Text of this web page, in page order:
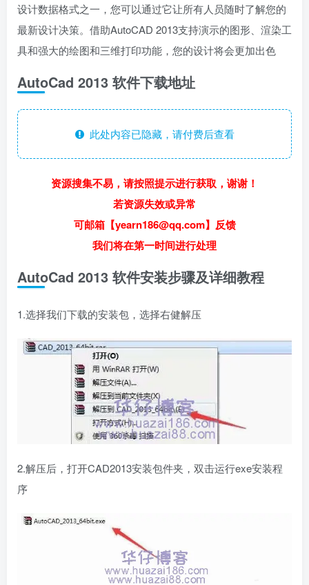
设计数据格式之一，您可以通过它让所有人员随时了解您的
最新设计决策。借助AutoCAD 2013支持演示的图形、渲染工
具和强大的绘图和三维打印功能，您的设计将会更加出色
AutoCad 2013 软件下载地址
此处内容已隐藏，请付费后查看
资源搜集不易，请按照提示进行获取，谢谢！
若资源失效或异常
可邮箱【yearn186@qq.com】反馈
我们将在第一时间进行处理
AutoCad 2013 软件安装步骤及详细教程
1.选择我们下载的安装包，选择右健解压
2.解压后，打开CAD2013安装包件夹，双击运行exe安装程
序